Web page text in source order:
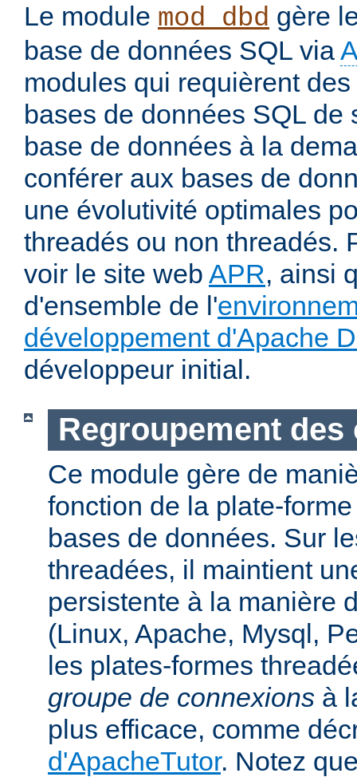
Le module mod_dbd gère
base de données SQL via
modules qui requièrent
bases de données SQL de
base de données à la
conférer aux bases de
une évolutivité optimales
threadés ou non threadés.
voir le site web APR, ainsi
d'ensemble de l'
développement d'Apache
développeur initial.
Regroupement
Ce module gère de
fonction de la plate-
bases de données. Sur
threadées, il maintient
persistente à la manière
(Linux, Apache, Mysql,
les plates-formes
groupe de connexions à
plus efficace, comme
d'ApacheTutor. Notez